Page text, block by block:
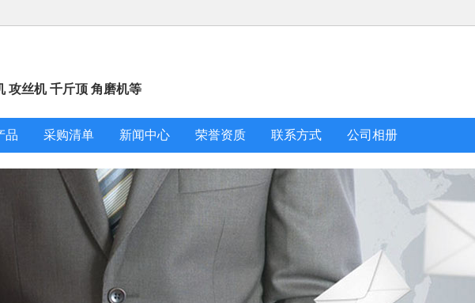
攻丝机 千斤顶 角磨机等
品 采购清单 新闻中心 荣誉资质 联系方式 公司相册